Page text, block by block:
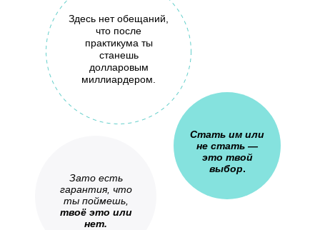
Здесь нет обещаний,
что после
практикума ты
станешь
долларовым
миллиардером.
Стать им или
не стать —
это твой
выбор.
Зато есть
гарантия, что
ты поймешь,
твоё это или
нет.